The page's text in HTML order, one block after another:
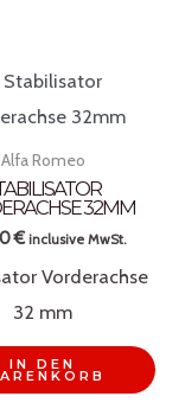
Alfa Romeo
32MM
€ inclusive MwSt.
Vorderachse
32 mm
IN DEN